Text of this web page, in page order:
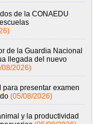
de la CONAEDU
de la Guardia Nacional
llegada del nuevo
08/2026)
presentar examen
(05/08/2026)
y la productividad